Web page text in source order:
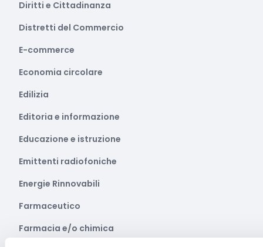
Diritti e Cittadinanza
Distretti del Commercio
E-commerce
Economia circolare
Edilizia
Editoria e informazione
Educazione e istruzione
Emittenti radiofoniche
Energie Rinnovabili
Farmaceutico
Farmacia e/o chimica